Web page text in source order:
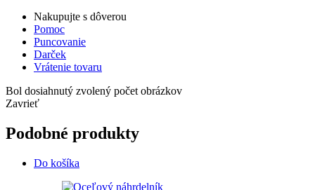
Nakupujte s dôverou
Pomoc
Puncovanie
Darček
Vrátenie tovaru
Bol dosiahnutý zvolený počet obrázkov
Zavrieť
Podobné produkty
Do košíka